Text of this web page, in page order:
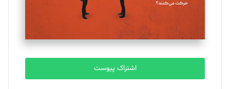
مصطفی مسجدی آرانی
تحریریه
بابک نقاش
اشتراک پیوست